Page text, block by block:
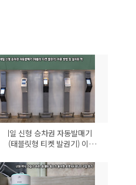
코레일 신형 승차권 자동발매기
(태블릿형 티켓 발권기) 이용